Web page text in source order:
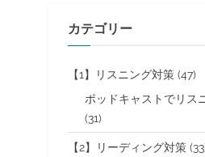
カテゴリー
【1】リスニング対策 (47)
ポッドキャストでリス
(31)
【2】リーディング対策